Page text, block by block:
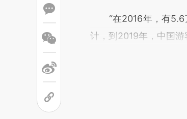
“在2016年，有5.6
计，到2019年，中国游